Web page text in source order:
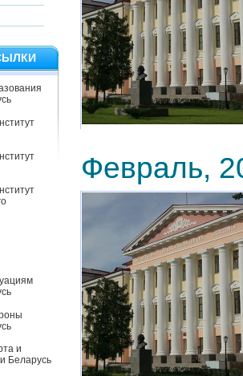
и
Беларусь
Февраль,